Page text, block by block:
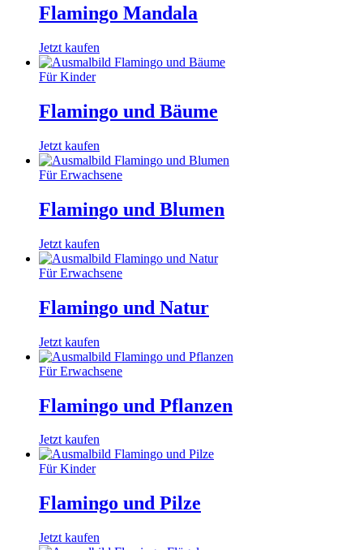
Flamingo Mandala
Jetzt kaufen
Für Kinder
Flamingo und Bäume
Jetzt kaufen
Für Erwachsene
Flamingo und Blumen
Jetzt kaufen
Für Erwachsene
Flamingo und Natur
Jetzt kaufen
Für Erwachsene
Flamingo und Pflanzen
Jetzt kaufen
Für Kinder
Flamingo und Pilze
Jetzt kaufen